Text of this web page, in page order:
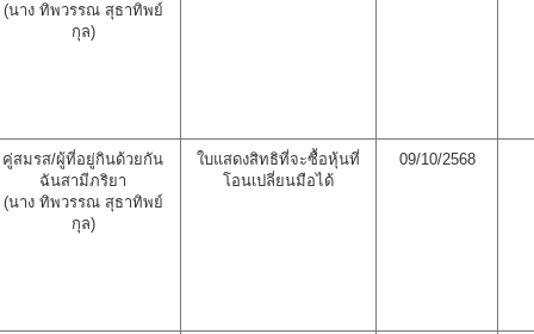
(นาง ทิพวรรณ สุธาทิพย์
กุล)
คู่สมรส/ผู้ที่อยู่กินด้วยกัน
ฉันสามีภริยา
(นาง ทิพวรรณ สุธาทิพย์
กุล)
ใบแสดงสิทธิที่จะซื้อหุ้นที่
โอนเปลี่ยนมือได้
09/10/2568